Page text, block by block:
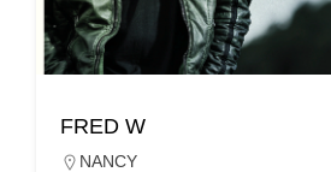
FRED W
NANCY